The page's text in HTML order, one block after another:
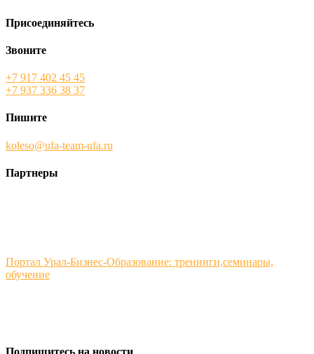
Присоединяйтесь
Звоните
+7 917 402 45 45
+7 937 336 38 37
Пишите
koleso@ufa-team-ufa.ru
Партнеры
Портал Урал-Бизнес-Образование: тренинги,семинары,
обучение